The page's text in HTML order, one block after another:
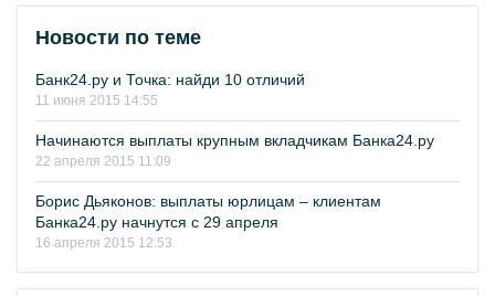
Новости по теме
Банк24.ру и Точка: найди 10 отличий
11 июня 2015 14:55
Начинаются выплаты крупным вкладчикам Банка24.ру
22 апреля 2015 11:09
Борис Дьяконов: выплаты юрлицам – клиентам
Банка24.ру начнутся с 29 апреля
16 апреля 2015 12:53